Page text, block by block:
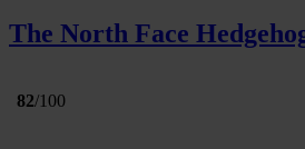
The North Face
82/100